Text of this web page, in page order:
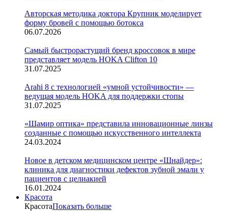
Авторская методика доктора Крупник моделирует
форму бровей с помощью ботокса
06.07.2026
Cамый быстрорастущий бренд кроссовок в мире
представляет модель HOKA Clifton 10
31.07.2025
Arahi 8 c технологией «умной устойчивости» —
ведущая модель HOKA для поддержки стопы
31.07.2025
«Шамир оптика» представила инновационные линзы
созданные с помощью искусственного интеллекта
24.03.2024
Новое в детском медицинском центре «Шнайдер»:
клиника для диагностики дефектов зубной эмали у
пациентов с целиакией
16.01.2024
Красота
КрасотаПоказать больше